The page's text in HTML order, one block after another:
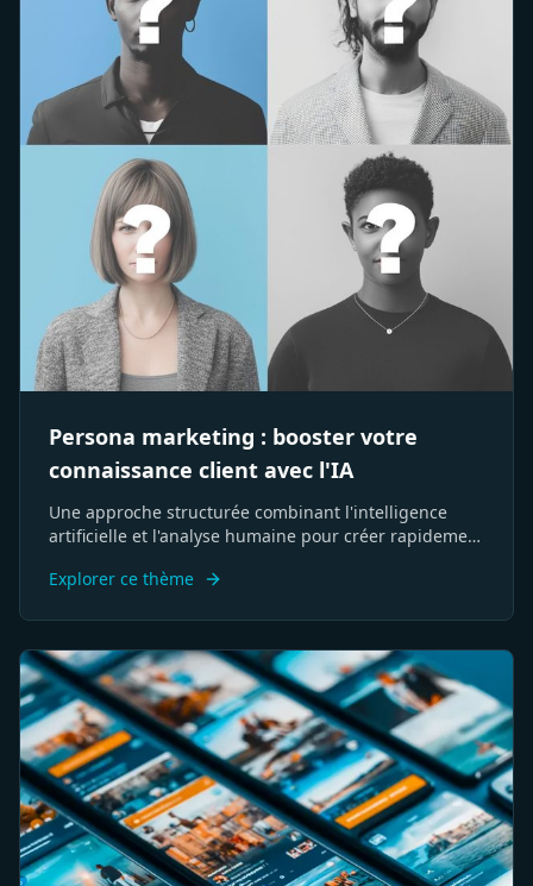
Persona marketing : booster votre
connaissance client avec l'IA
Une approche structurée combinant l'intelligence
artificielle et l'analyse humaine pour créer rapidement
Explorer ce thème